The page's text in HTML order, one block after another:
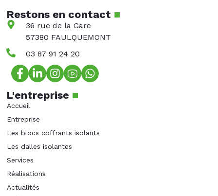
L'entreprise ■
Accueil
Entreprise
Les blocs coffrants isolants
Les dalles isolantes
Services
Réalisations
Actualités
Restons en contact ■
36 rue de la Gare
57380 FAULQUEMONT
03 87 91 24 20